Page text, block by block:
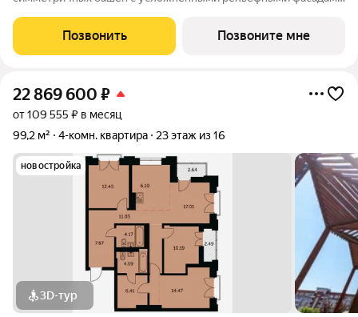
котором расположится просторное дизайнерское лобби с
консьержем и мягкой зоной ожидания.
Позвонить Позвоните мне
22 869 600 ₽
от 109 555 ₽ в месяц
99,2 м²
4-комн. квартира 23 этаж из 16
новостройка
3D-тур